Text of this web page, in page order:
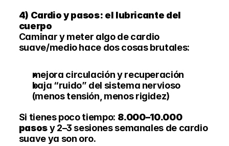
4) Cardio y pasos: el lubricante del
cuerpo
Caminar y meter algo de cardio
suave/medio hace dos cosas brutales:
mejora circulación y recuperación
baja “ruido” del sistema nervioso
(menos tensión, menos rigidez)
Si tienes poco tiempo: 8.000–10.000
pasos y 2–3 sesiones semanales de cardio
suave ya son oro.